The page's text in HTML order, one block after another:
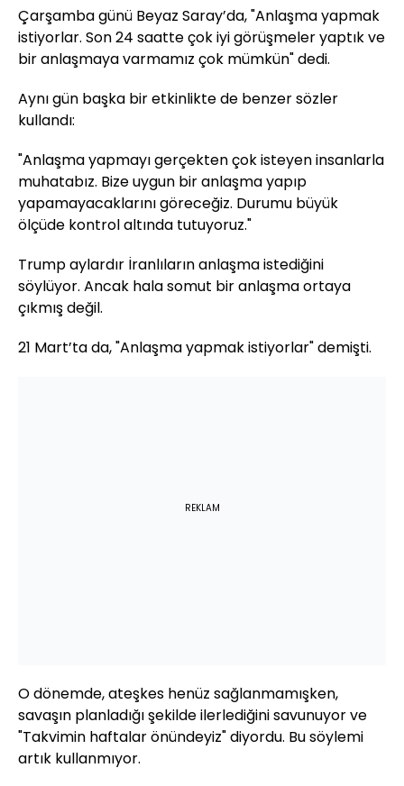
Çarşamba günü Beyaz Saray’da, "Anlaşma yapmak
istiyorlar. Son 24 saatte çok iyi görüşmeler yaptık ve
bir anlaşmaya varmamız çok mümkün" dedi.
Aynı gün başka bir etkinlikte de benzer sözler
kullandı:
"Anlaşma yapmayı gerçekten çok isteyen insanlarla
muhatabız. Bize uygun bir anlaşma yapıp
yapamayacaklarını göreceğiz. Durumu büyük
ölçüde kontrol altında tutuyoruz."
Trump aylardır İranlıların anlaşma istediğini
söylüyor. Ancak hala somut bir anlaşma ortaya
çıkmış değil.
21 Mart’ta da, "Anlaşma yapmak istiyorlar" demişti.
REKLAM
O dönemde, ateşkes henüz sağlanmamışken,
savaşın planladığı şekilde ilerlediğini savunuyor ve
"Takvimin haftalar önündeyiz" diyordu. Bu söylemi
artık kullanmıyor.